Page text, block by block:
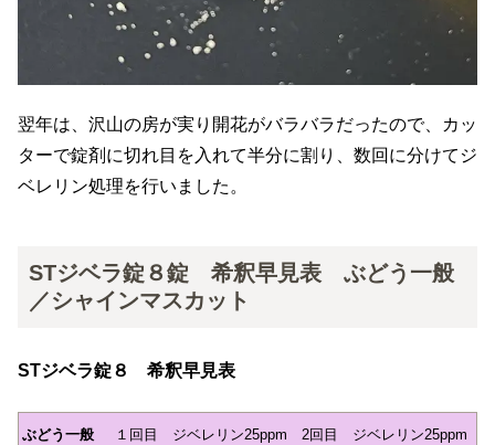
翌年は、沢山の房が実り開花がバラバラだったので、カッ
ターで錠剤に切れ目を入れて半分に割り、数回に分けてジ
ベレリン処理を行いました。
STジベラ錠８錠 希釈早見表 ぶどう一般
／シャインマスカット
STジベラ錠８ 希釈早見表
ぶどう一般 １回目 ジベレリン25ppm 2回目 ジベレリン25ppm